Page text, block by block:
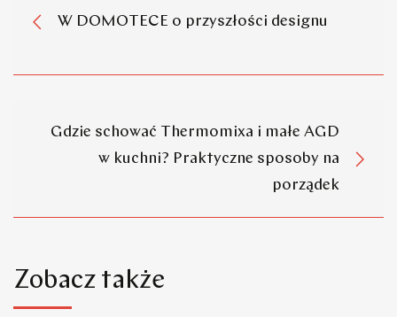
W DOMOTECE o przyszłości designu
Gdzie schować Thermomixa i małe AGD
w kuchni? Praktyczne sposoby na
porządek
Zobacz także